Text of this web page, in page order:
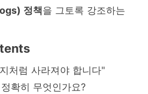
정책을 그토록 강조하는
처럼 사라져야 합니다"
확히 무엇인가요?